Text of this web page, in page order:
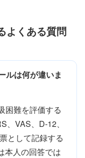
よくある質問
ルは何が違いま
困難を評価する
VAS、D-12、
として記録する
本人の回答では